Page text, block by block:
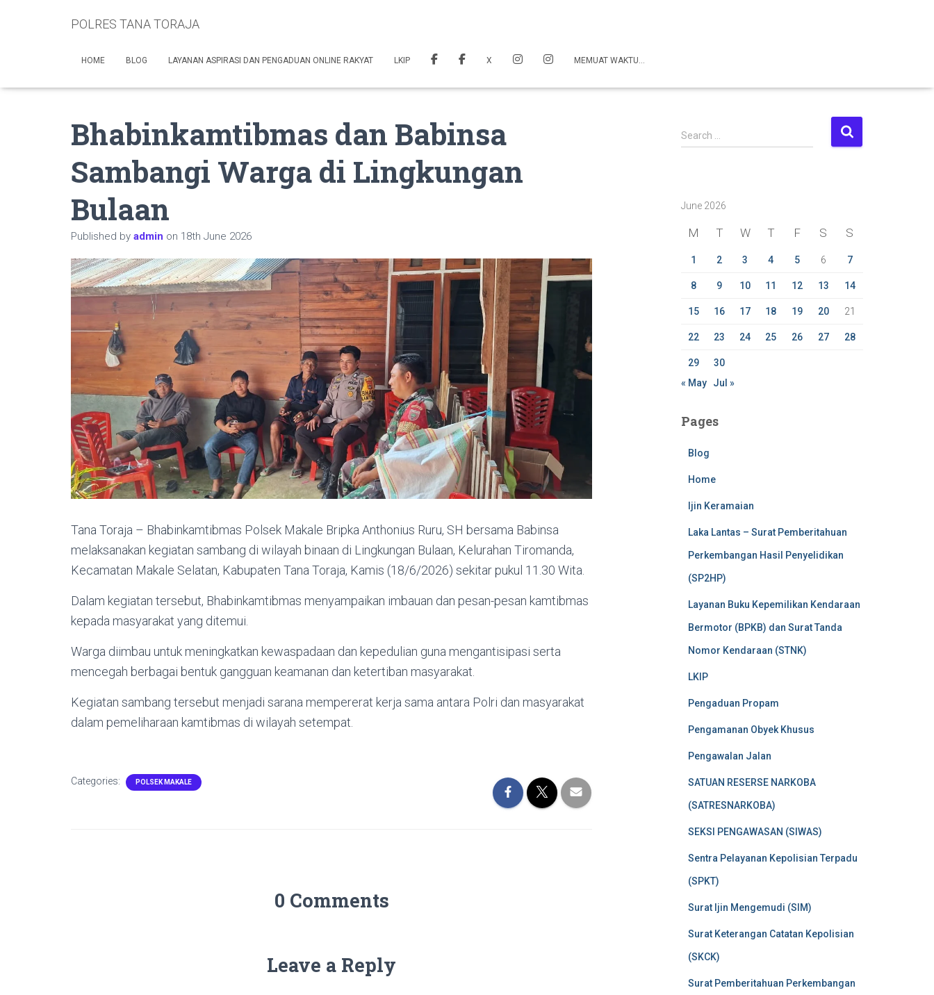
POLRES TANA TORAJA
HOME BLOG LAYANAN ASPIRASI DAN PENGADUAN ONLINE RAKYAT LKIP X MEMUAT WAKTU…
Bhabinkamtibmas dan Babinsa
Sambangi Warga di Lingkungan
Bulaan
Published by admin on 18th June 2026
Tana Toraja – Bhabinkamtibmas Polsek Makale Bripka Anthonius Ruru, SH bersama Babinsa
melaksanakan kegiatan sambang di wilayah binaan di Lingkungan Bulaan, Kelurahan Tiromanda,
Kecamatan Makale Selatan, Kabupaten Tana Toraja, Kamis (18/6/2026) sekitar pukul 11.30 Wita.
Dalam kegiatan tersebut, Bhabinkamtibmas menyampaikan imbauan dan pesan-pesan kamtibmas
kepada masyarakat yang ditemui.
Warga diimbau untuk meningkatkan kewaspadaan dan kepedulian guna mengantisipasi serta
mencegah berbagai bentuk gangguan keamanan dan ketertiban masyarakat.
Kegiatan sambang tersebut menjadi sarana mempererat kerja sama antara Polri dan masyarakat
dalam pemeliharaan kamtibmas di wilayah setempat.
Categories: POLSEK MAKALE
0 Comments
Leave a Reply
S
e
h
Search …
June 2026
M T W T F S S
1 2 3 4 5 6 7
8 9 10 11 12 13 14
15 16 17 18 19 20 21
22 23 24 25 26 27 28
29
30
« May
Jul »
Pages
Blog
Home
Ijin Keramaian
Laka Lantas – Surat Pemberitahuan
Perkembangan Hasil Penyelidikan
(SP2HP)
Layanan Buku Kepemilikan Kendaraan
Bermotor (BPKB) dan Surat Tanda
Nomor Kendaraan (STNK)
LKIP
Pengaduan Propam
Pengamanan Obyek Khusus
Pengawalan Jalan
SATUAN RESERSE NARKOBA
(SATRESNARKOBA)
SEKSI PENGAWASAN (SIWAS)
Sentra Pelayanan Kepolisian Terpadu
(SPKT)
Surat Ijin Mengemudi (SIM)
Surat Keterangan Catatan Kepolisian
(SKCK)
Surat Pemberitahuan Perkembangan